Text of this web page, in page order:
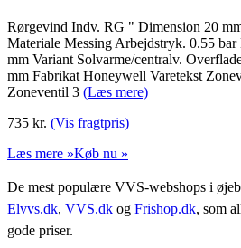
Rørgevind Indv. RG " Dimension 20
Materiale Messing Arbejdstryk. 0.55
mm Variant Solvarme/centralv.
mm Fabrikat Honeywell Varetekst
Zoneventil 3 (Læs mere)
735 kr. (Vis fragtpris)
Læs mere »Køb nu »
De mest populære VVS-webshops i
Elvvs.dk, VVS.dk og Frishop.dk, som
gode priser.